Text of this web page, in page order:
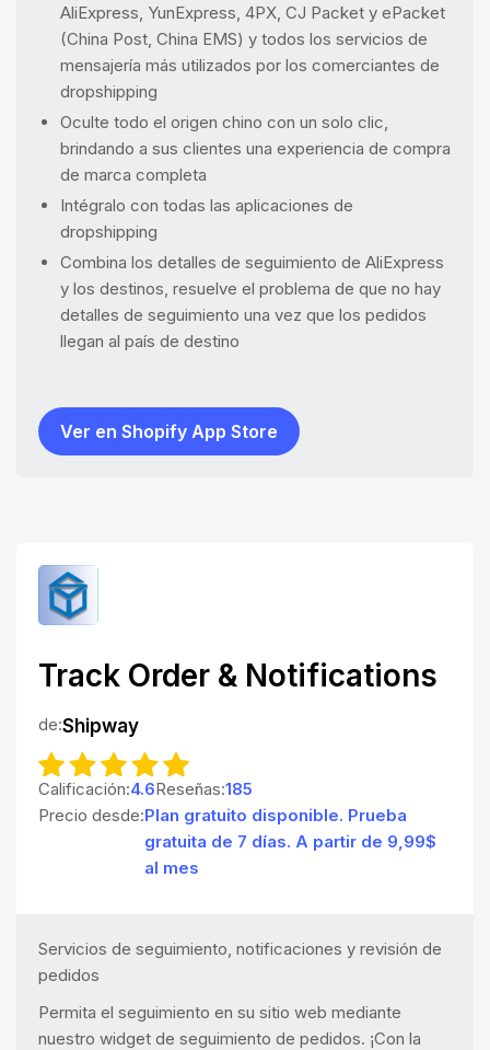
AliExpress, YunExpress, 4PX, CJ Packet y ePacket
(China Post, China EMS) y todos los servicios de
mensajería más utilizados por los comerciantes de
dropshipping
Oculte todo el origen chino con un solo clic,
brindando a sus clientes una experiencia de compra
de marca completa
Intégralo con todas las aplicaciones de
dropshipping
Combina los detalles de seguimiento de AliExpress
y los destinos, resuelve el problema de que no hay
detalles de seguimiento una vez que los pedidos
llegan al país de destino
Ver en Shopify App Store
Track Order & Notifications
de:Shipway
Calificación:4.6Reseñas:185
Precio desde:Plan gratuito disponible. Prueba
gratuita de 7 días. A partir de 9,99$
al mes
Servicios de seguimiento, notificaciones y revisión de
pedidos
Permita el seguimiento en su sitio web mediante
nuestro widget de seguimiento de pedidos. ¡Con la